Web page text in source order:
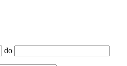
do